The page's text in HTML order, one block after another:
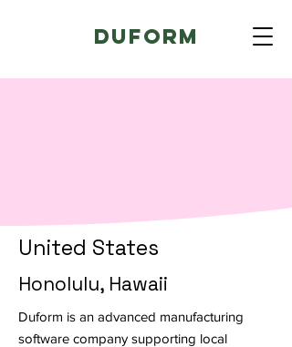
Duform
United States
Honolulu, Hawaii
Duform is an advanced manufacturing
software company supporting local